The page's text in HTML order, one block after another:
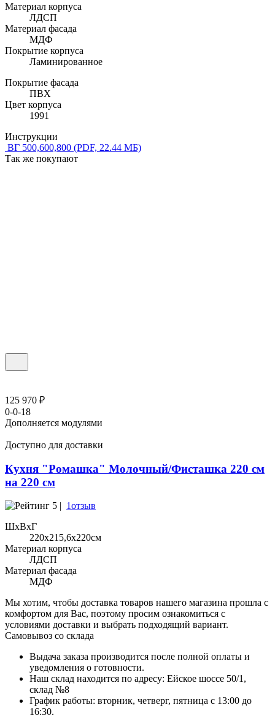
Материал корпуса
ЛДСП
Материал фасада
МДФ
Покрытие корпуса
Ламинированное
Покрытие фасада
ПВХ
Цвет корпуса
1991
Инструкции
ВГ 500,600,800 (PDF, 22.44 МБ)
Так же покупают
125 970 ₽
0-0-18
Дополняется модулями
Доступно для доставки
Кухня "Ромашка" Молочный/Фисташка 220 см
на 220 см
5 | 1отзыв
ШхВхГ
220x215,6х220см
Материал корпуса
ЛДСП
Материал фасада
МДФ
Мы хотим, чтобы доставка товаров нашего магазина прошла с
комфортом для Вас, поэтому просим ознакомиться с
условиями доставки и выбрать подходящий вариант.
Самовывоз со склада
Выдача заказа производится после полной оплаты и
уведомления о готовности.
Наш склад находится по адресу: Ейское шоссе 50/1,
склад №8
График работы: вторник, четверг, пятница с 13:00 до
16:30.